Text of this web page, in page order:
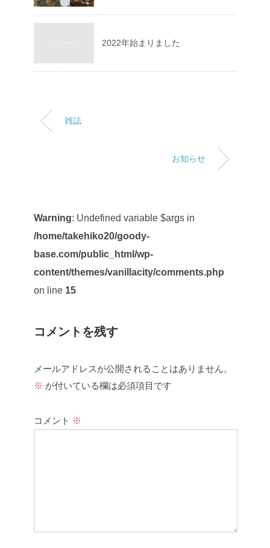
2022年始まりました
雑誌
お知らせ
Warning: Undefined variable $args in
/home/takehiko20/goody-
base.com/public_html/wp-
content/themes/vanillacity/comments.php
on line 15
コメントを残す
メールアドレスが公開されることはありません。
※ が付いている欄は必須項目です
コメント ※